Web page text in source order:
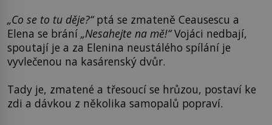
„Co se to tu děje?“ptá se zmateně Ceausescu a
Elena se brání „Nesahejte na mě!“Vojáci nedbají,
spoutají je a za Elenina neustálého spílání je
vyvlečenou na kasárenský dvůr.
Tady je, zmatené a třesoucí se hrůzou, postaví ke
zdi a dávkou z několika samopalů popraví.